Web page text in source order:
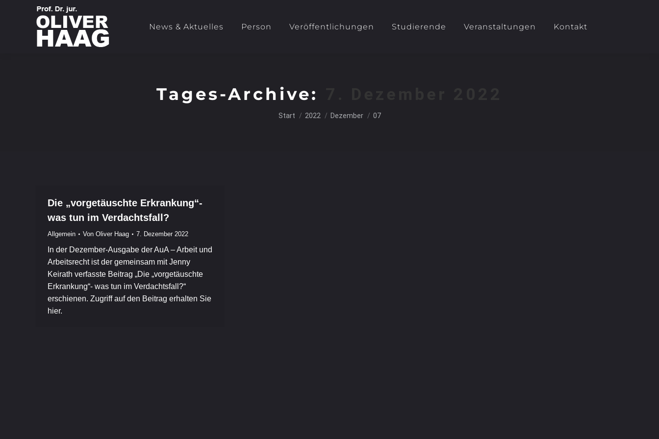
News & Aktuelles Person Veröffentlichungen Studierende Veranstaltungen Kontakt
Tages-Archive:
Sie befinden sich hier:
Start 2022 Dezember 07
Die „vorgetäuschte Erkrankung“-
was tun im Verdachtsfall?
Allgemein Von Oliver Haag 7. Dezember 2022
In der Dezember-Ausgabe der AuA – Arbeit und
Arbeitsrecht ist der gemeinsam mit Jenny
Keirath verfasste Beitrag „Die „vorgetäuschte
Erkrankung“- was tun im Verdachtsfall?“
erschienen. Zugriff auf den Beitrag erhalten Sie
hier.